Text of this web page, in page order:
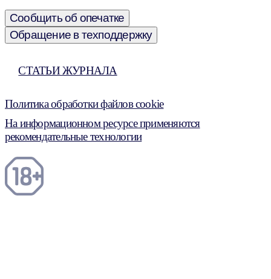
Сообщить об опечатке
Обращение в техподдержку
СТАТЬИ ЖУРНАЛА
Политика обработки файлов cookie
На информационном ресурсе применяются
рекомендательные технологии